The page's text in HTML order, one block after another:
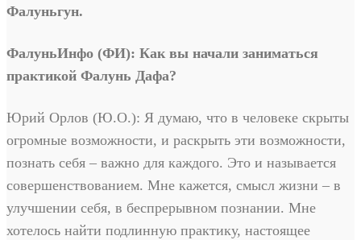
Фалуньгун.
ФалуньИнфо (ФИ): Как вы начали заниматься
практикой Фалунь Дафа?
Юрий Орлов (Ю.О.): Я думаю, что в человеке скрыты
огромные возможности, и раскрыть эти возможности,
познать себя – важно для каждого. Это и называется
совершенствованием. Мне кажется, смысл жизни – в
улучшении себя, в беспрерывном познании. Мне
хотелось найти подлинную практику, настоящее